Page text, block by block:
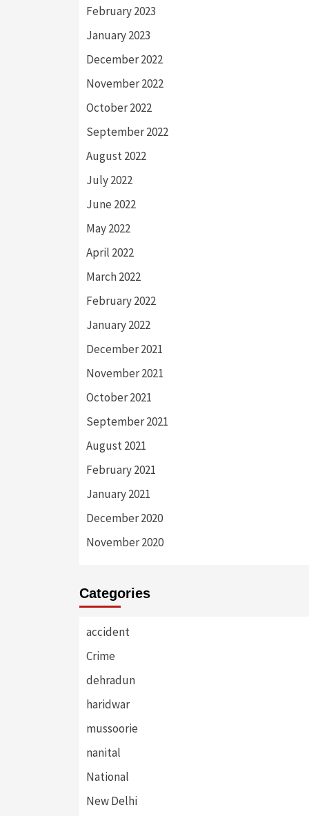
February 2023
January 2023
December 2022
November 2022
October 2022
September 2022
August 2022
July 2022
June 2022
May 2022
April 2022
March 2022
February 2022
January 2022
December 2021
November 2021
October 2021
September 2021
August 2021
February 2021
January 2021
December 2020
November 2020
Categories
accident
Crime
dehradun
haridwar
mussoorie
nanital
National
New Delhi